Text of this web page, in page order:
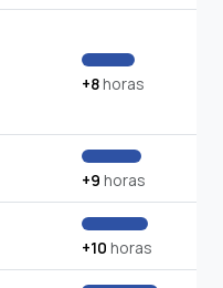
+8horas
+9 horas
+10 horas